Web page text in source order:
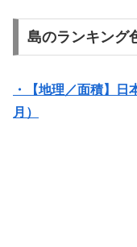
島のランキング
・【地理／面積】
月）